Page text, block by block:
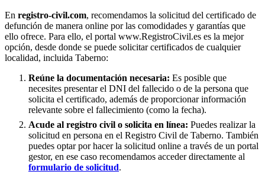
En registro-civil.com, recomendamos la solicitud del certificado de
defunción de manera online por las comodidades y garantías que
ello ofrece. Para ello, el portal www.RegistroCivil.es es la mejor
opción, desde donde se puede solicitar certificados de cualquier
localidad, incluida Taberno:
Reúne la documentación necesaria: Es posible que
necesites presentar el DNI del fallecido o de la persona que
solicita el certificado, además de proporcionar información
relevante sobre el fallecimiento (como la fecha).
Acude al registro civil o solicita en línea: Puedes realizar la
solicitud en persona en el Registro Civil de Taberno. También
puedes optar por hacer la solicitud online a través de un portal
gestor, en ese caso recomendamos acceder directamente al
formulario de solicitud.